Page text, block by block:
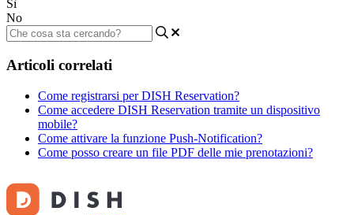
Sì
No
Articoli correlati
Come registrarsi per DISH Reservation?
Come accedere DISH Reservation tramite un dispositivo
mobile?
Come attivare la funzione Push-Notification?
Come posso creare un file PDF delle mie prenotazioni?